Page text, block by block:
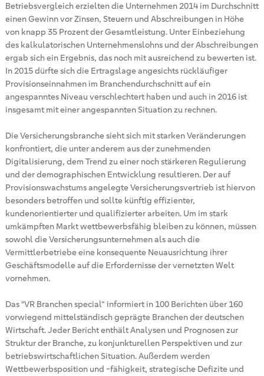
Betriebsvergleich erzielten die Unternehmen 2014 im Durchschnitt
einen Gewinn vor Zinsen, Steuern und Abschreibungen in Höhe
von knapp 35 Prozent der Gesamtleistung. Unter Einbeziehung
des kalkulatorischen Unternehmenslohns und der Abschreibungen
ergab sich ein Ergebnis, das noch mit ausreichend zu bewerten ist.
In 2015 dürfte sich die Ertragslage angesichts rückläufiger
Provisionseinnahmen im Branchendurchschnitt auf ein
angespanntes Niveau verschlechtert haben und auch in 2016 ist
insgesamt mit einer angespannten Situation zu rechnen.
Die Versicherungsbranche sieht sich mit starken Veränderungen
konfrontiert, die unter anderem aus der zunehmenden
Digitalisierung, dem Trend zu einer noch stärkeren Regulierung
und der demographischen Entwicklung resultieren. Der auf
Provisionswachstums angelegte Versicherungsvertrieb ist hiervon
besonders betroffen und sollte künftig effizienter,
kundenorientierter und qualifizierter arbeiten. Um im stark
umkämpften Markt wettbewerbsfähig bleiben zu können, müssen
sowohl die Versicherungsunternehmen als auch die
Vermittlerbetriebe eine konsequente Neuausrichtung ihrer
Geschäftsmodelle auf die Erfordernisse der vernetzten Welt
vornehmen.
Das "VR Branchen special“ informiert in 100 Berichten über 160
vorwiegend mittelständisch geprägte Branchen der deutschen
Wirtschaft. Jeder Bericht enthält Analysen und Prognosen zur
Struktur der Branche, zu konjunkturellen Perspektiven und zur
betriebswirtschaftlichen Situation. Außerdem werden
Wettbewerbsposition und -fähigkeit, strategische Defizite und